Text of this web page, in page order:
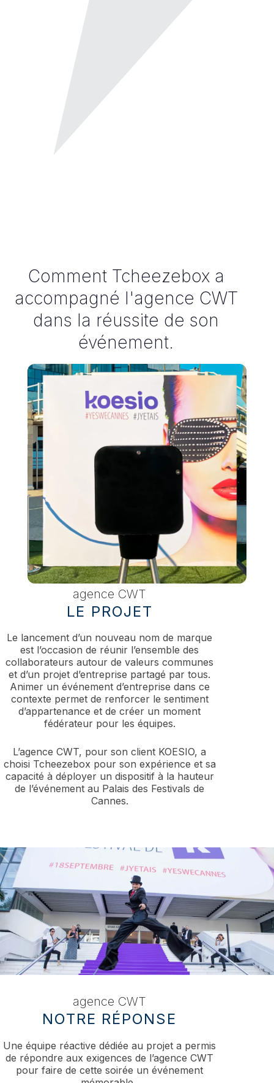
Comment Tcheezebox a
accompagné l'agence CWT
dans la réussite de son
événement.
agence CWT
LE PROJET
Le lancement d’un nouveau nom de marque
est l’occasion de réunir l’ensemble des
collaborateurs autour de valeurs communes
et d’un projet d’entreprise partagé par tous.
Animer un événement d’entreprise dans ce
contexte permet de renforcer le sentiment
d’appartenance et de créer un moment
fédérateur pour les équipes.
L’agence CWT, pour son client KOESIO, a
choisi Tcheezebox pour son expérience et sa
capacité à déployer un dispositif à la hauteur
de l’événement au Palais des Festivals de
Cannes.
agence CWT
NOTRE RÉPONSE
Une équipe réactive dédiée au projet a permis
de répondre aux exigences de l’agence CWT
pour faire de cette soirée un événement